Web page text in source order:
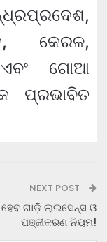
କେରଳ,
ଏବଂ ଗୋଆ
ପ୍ରଭାବିତ
NEXT POST
ଗାଡ଼ି ଲାଇସେନ୍ସ ଓ
ପଞ୍ଜୀକରଣ ନିୟମ!